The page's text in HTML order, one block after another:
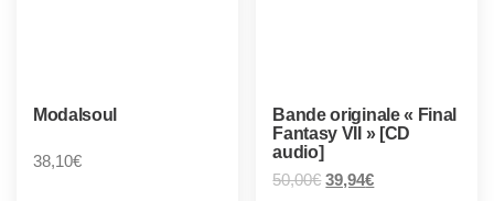
Modalsoul
38,10€
Bande originale « Final
Fantasy VII » [CD
audio]
50,00€ 39,94€